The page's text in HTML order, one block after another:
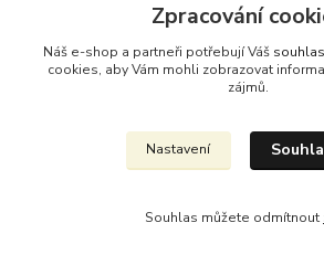
Zpracování
Náš e-shop a partneři potřebují Váš souhlas
cookies, aby Vám mohli zobrazovat
zájmů.
Nastavení
Souhlas můžete odmítnout